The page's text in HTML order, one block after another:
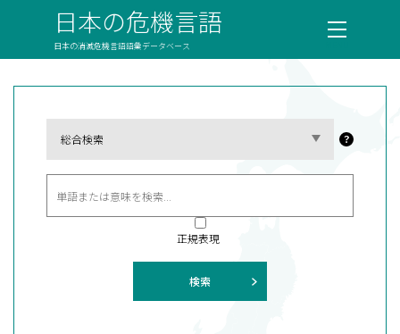
日本の危機言語
日本の消滅危機言語語彙データベース
？
正規表現
検索